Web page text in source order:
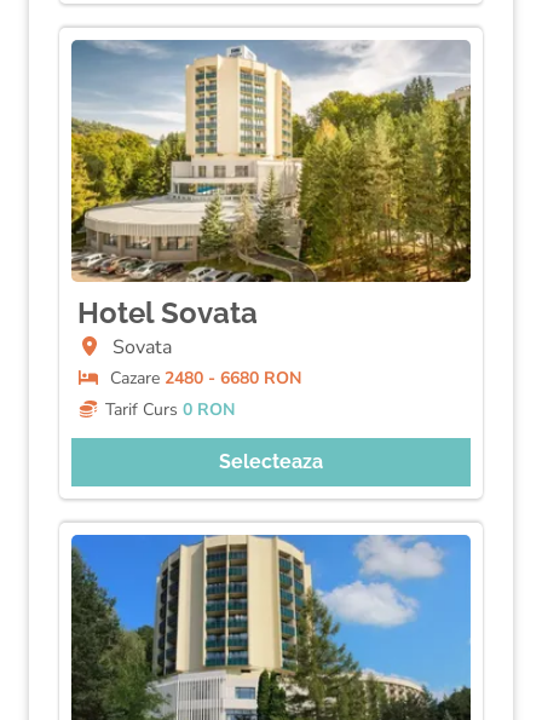
Hotel Sovata
Sovata
Cazare 2480 - 6680 RON
Tarif Curs 0 RON
Selecteaza